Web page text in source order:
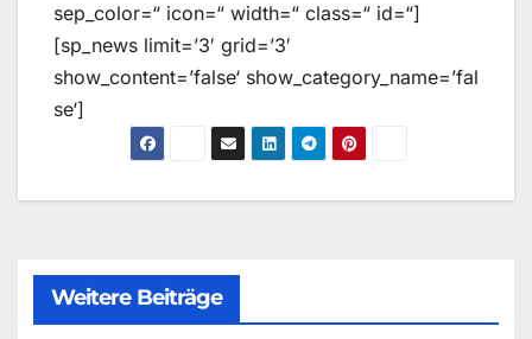
sep_color=“ icon=“ width=“ class=“ id=“]
[sp_news limit=’3′ grid=’3′
show_content=’false‘ show_category_name=’fal
se‘]
Weitere Beiträge